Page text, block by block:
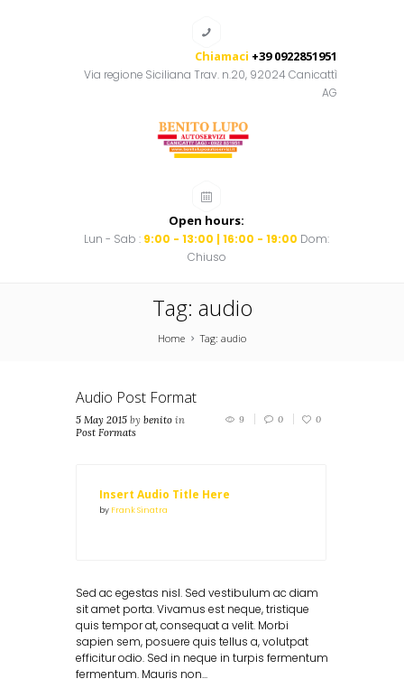
Chiamaci +39 0922851951
Via regione Siciliana Trav. n.20, 92024 Canicattì
AG
Open hours:
Lun - Sab : 9:00 - 13:00 | 16:00 - 19:00 Dom:
Chiuso
Tag: audio
Home Tag: audio
Audio Post Format
5 May 2015 by benito in
Post Formats
9 0 0
Insert Audio Title Here
by Frank Sinatra
Sed ac egestas nisl. Sed vestibulum ac diam
sit amet porta. Vivamus est neque, tristique
quis tempor at, consequat a velit. Morbi
sapien sem, posuere quis tellus a, volutpat
efficitur odio. Sed in neque in turpis fermentum
fermentum. Mauris non...